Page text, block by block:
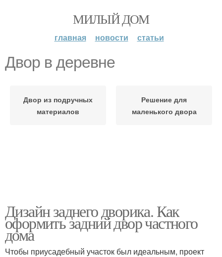
МИЛЫЙ ДОМ
главная новости статьи
Двор в деревне
Двор из подручных
материалов
Решение для
маленького двора
Дизайн заднего дворика. Как
оформить задний двор частного
дома
Чтобы приусадебный участок был идеальным, проект